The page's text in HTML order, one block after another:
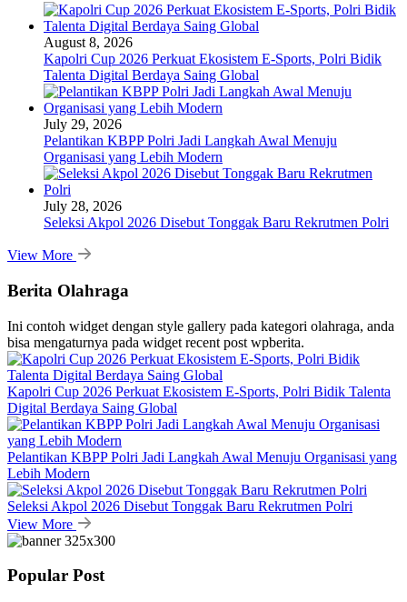
August 8, 2026
Kapolri Cup 2026 Perkuat Ekosistem E-Sports, Polri Bidik
Talenta Digital Berdaya Saing Global
July 29, 2026
Pelantikan KBPP Polri Jadi Langkah Awal Menuju
Organisasi yang Lebih Modern
July 28, 2026
Seleksi Akpol 2026 Disebut Tonggak Baru Rekrutmen Polri
View More
Berita Olahraga
Ini contoh widget dengan style gallery pada kategori olahraga, anda
bisa mengaturnya pada widget recent post wpberita.
Kapolri Cup 2026 Perkuat Ekosistem E-Sports, Polri Bidik Talenta
Digital Berdaya Saing Global
Pelantikan KBPP Polri Jadi Langkah Awal Menuju Organisasi yang
Lebih Modern
Seleksi Akpol 2026 Disebut Tonggak Baru Rekrutmen Polri
View More
Popular Post